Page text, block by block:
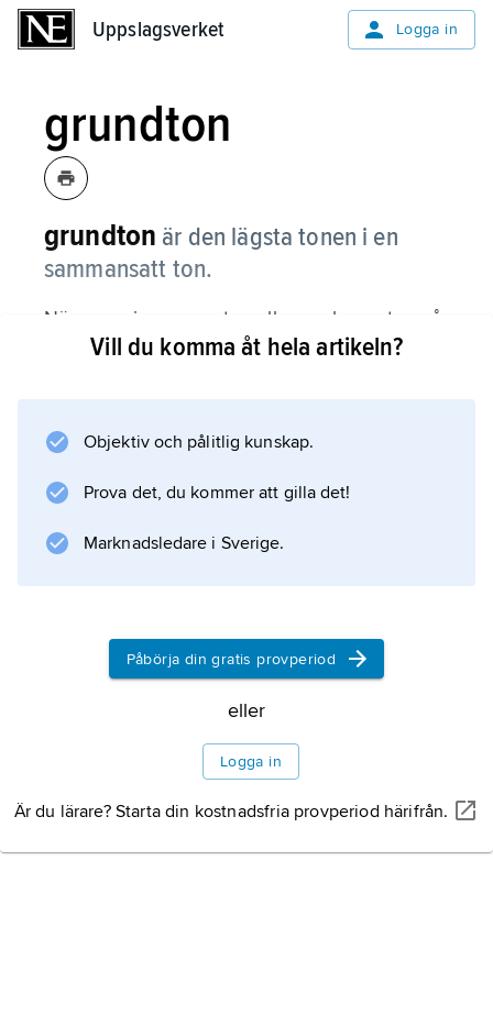
Uppslagsverket Logga in
grundton
grundton är den lägsta tonen i en
sammansatt ton.
När man sjunger en ton eller spelar en ton på
ett musikinstrument så hörs egentligen en
flera
som samverkar för att skapa ljudet.
tonhöjder
) som beror av varandra på
Information om artikeln
Vill du komma åt hela artikeln?
Objektiv och pålitlig kunskap.
Prova det, du kommer att gilla det!
Marknadsledare i Sverige.
Påbörja din gratis provperiod
eller
Logga in
Är du lärare? Starta din kostnadsfria provperiod härifrån.